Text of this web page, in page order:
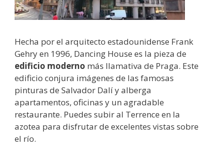
Hecha por el arquitecto estadounidense Frank
Gehry en 1996, Dancing House es la pieza de
edificio moderno más llamativa de Praga. Este
edificio conjura imágenes de las famosas
pinturas de Salvador Dalí y alberga
apartamentos, oficinas y un agradable
restaurante. Puedes subir al Terrence en la
azotea para disfrutar de excelentes vistas sobre
el río.